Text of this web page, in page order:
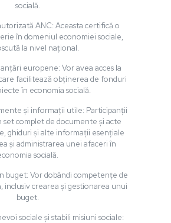
socială.
ANC: Aceasta certifică o
în domeniul economiei sociale,
la nivel național.
europene: Vor avea acces la
facilitează obținerea de fonduri
în economia socială.
și informații utile: Participanții
complet de documente și acte
ghiduri și alte informații esențiale
și administrarea unei afaceri în
socială.
buget: Vor dobândi competențe de
inclusiv crearea și gestionarea unui
buget.
sociale și stabili misiuni sociale: